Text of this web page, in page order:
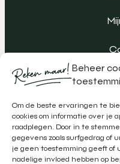
Beheer
Om de beste ervaringen te
cookies om informatie over je
raadplegen. Door in te
gegevens zoals surfgedrag of
je geen toestemming geeft of
nadelige invloed hebben op